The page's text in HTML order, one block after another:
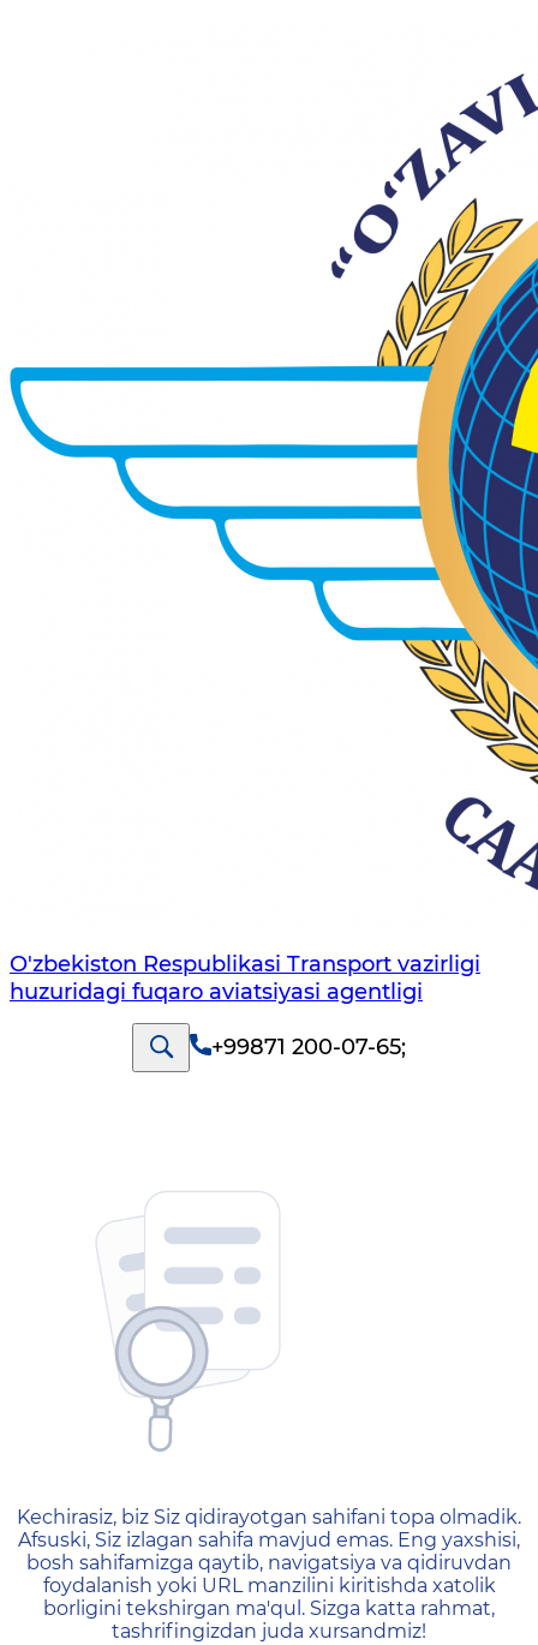
O'zbekiston Respublikasi Transport vazirligi
huzuridagi fuqaro aviatsiyasi agentligi
+99871 200-07-65;
404 — Страница не
Kechirasiz, biz Siz qidirayotgan sahifani topa olmadik.
Afsuski, Siz izlagan sahifa mavjud emas. Eng yaxshisi,
bosh sahifamizga qaytib, navigatsiya va qidiruvdan
foydalanish yoki URL manzilini kiritishda xatolik
borligini tekshirgan ma'qul. Sizga katta rahmat,
tashrifingizdan juda xursandmiz!